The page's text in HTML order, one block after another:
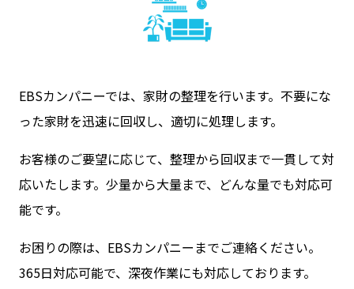
EBSカンパニーでは、家財の整理を行います。不要にな
った家財を迅速に回収し、適切に処理します。
お客様のご要望に応じて、整理から回収まで一貫して対
応いたします。少量から大量まで、どんな量でも対応可
能です。
お困りの際は、EBSカンパニーまでご連絡ください。
365日対応可能で、深夜作業にも対応しております。